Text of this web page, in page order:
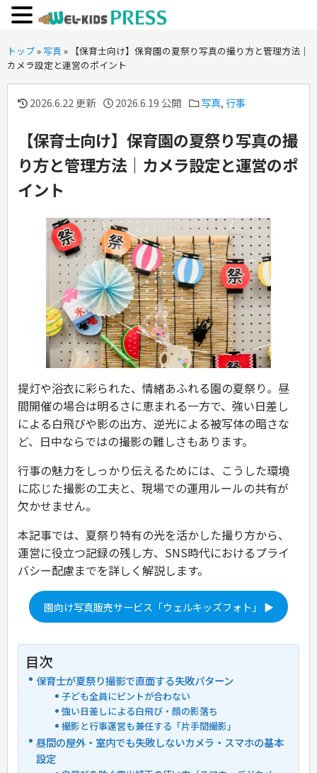
トップ»写真 » 【保育士向け】保育園の夏祭り写真の撮り方と管理方法｜
カメラ設定と運営のポイント
2026.6.22 更新 2026.6.19 公開 写真,行事
【保育士向け】保育園の夏祭り写真の撮
り方と管理方法｜カメラ設定と運営のポ
イント
提灯や浴衣に彩られた、情緒あふれる園の夏祭り。昼
間開催の場合は明るさに恵まれる一方で、強い日差し
による白飛びや影の出方、逆光による被写体の暗さな
ど、日中ならではの撮影の難しさもあります。
行事の魅力をしっかり伝えるためには、こうした環境
に応じた撮影の工夫と、現場での運用ルールの共有が
欠かせません。
本記事では、夏祭り特有の光を活かした撮り方から、
運営に役立つ記録の残し方、SNS時代におけるプライ
バシー配慮までを詳しく解説します。
園向け写真販売サービス「ウェルキッズフォト」 ▶
目次
保育士が夏祭り撮影で直面する失敗パターン
子ども全員にピントが合わない
強い日差しによる白飛び・顔の影落ち
撮影と行事運営も兼任する「片手間撮影」
昼間の屋外・室内でも失敗しないカメラ・スマホの基本
設定